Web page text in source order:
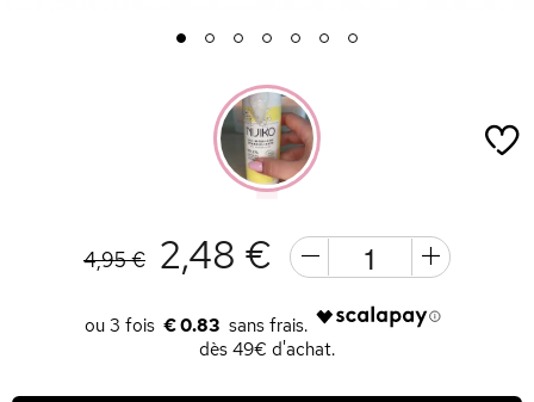
1 2 3 4 5 6 7
4,95 € 2,48 €
€ 0.83
dès 49€ d'achat.